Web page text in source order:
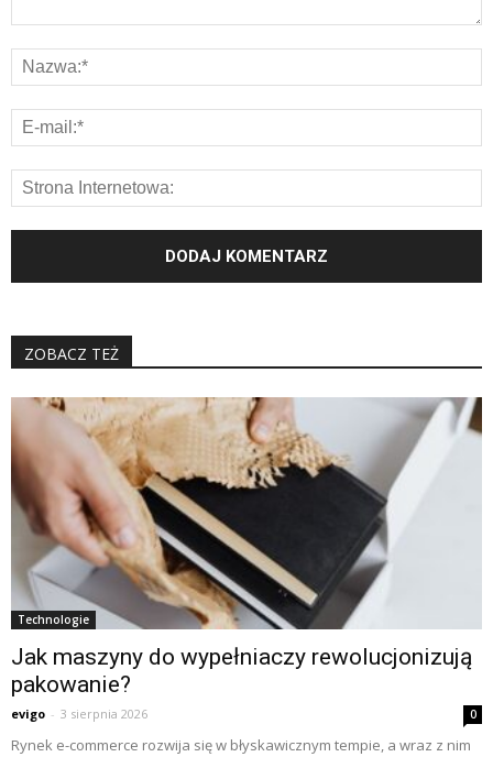
ZOBACZ TEŻ
Technologie
Jak maszyny do wypełniaczy rewolucjonizują
pakowanie?
evigo - 3 sierpnia 2026 0
Rynek e-commerce rozwija się w błyskawicznym tempie, a wraz z nim